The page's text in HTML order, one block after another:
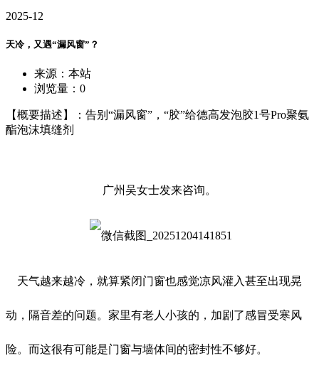
2025-12
天冷，又遇“漏风窗”？
来源：本站
浏览量： 0
【概要描述】：告别“漏风窗”，“胶”给德高发泡胶1号Pro聚氨
酯泡沫填缝剂
广州吴女士发来咨询。
天气越来越冷，就算紧闭门窗也感觉凉风灌入甚至出现晃
动，隔音差的问题。家里有老人小孩的，加剧了感冒受寒风
险。而这很有可能是门窗与墙体间的密封性不够好。